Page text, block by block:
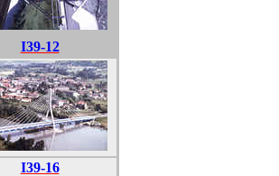
I39-12
I39-16